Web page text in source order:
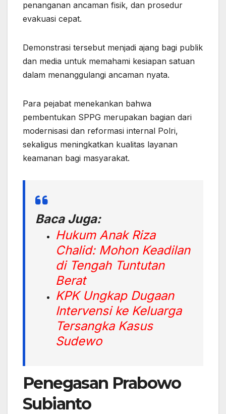
penanganan ancaman fisik, dan prosedur
evakuasi cepat.
Demonstrasi tersebut menjadi ajang bagi publik
dan media untuk memahami kesiapan satuan
dalam menanggulangi ancaman nyata.
Para pejabat menekankan bahwa
pembentukan SPPG merupakan bagian dari
modernisasi dan reformasi internal Polri,
sekaligus meningkatkan kualitas layanan
keamanan bagi masyarakat.
Baca Juga:
Hukum Anak Riza
Chalid: Mohon Keadilan
di Tengah Tuntutan
Berat
KPK Ungkap Dugaan
Intervensi ke Keluarga
Tersangka Kasus
Sudewo
Penegasan Prabowo
Subianto